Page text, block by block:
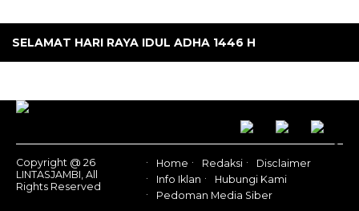
SELAMAT HARI RAYA IDUL ADHA 1446 H
Copyright @ 26
LINTASJAMBI, All
Rights Reserved
Home Redaksi
Disclaimer
Info Iklan
Hubungi Kami
Pedoman Media Siber